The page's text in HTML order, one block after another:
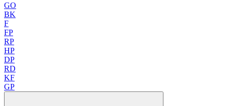
GO
BK
F
FP
RP
HP
DP
RD
KF
GP